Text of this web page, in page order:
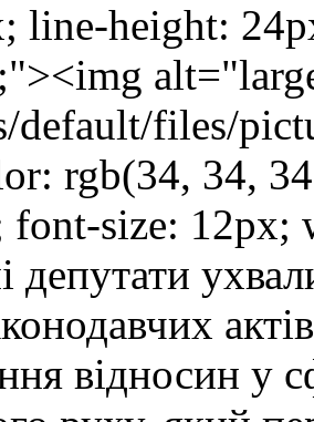
line-height:
default/files/
rgb(34, 34,
font-size:
депутати
відносин у